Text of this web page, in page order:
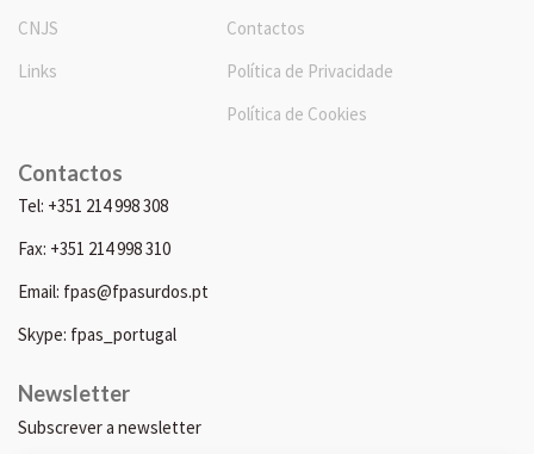
CNJS
Links
Contactos
Política de Privacidade
Política de Cookies
Contactos
Tel: +351 214 998 308
Fax: +351 214 998 310
Email: fpas@fpasurdos.pt
Skype: fpas_portugal
Newsletter
Subscrever a newsletter